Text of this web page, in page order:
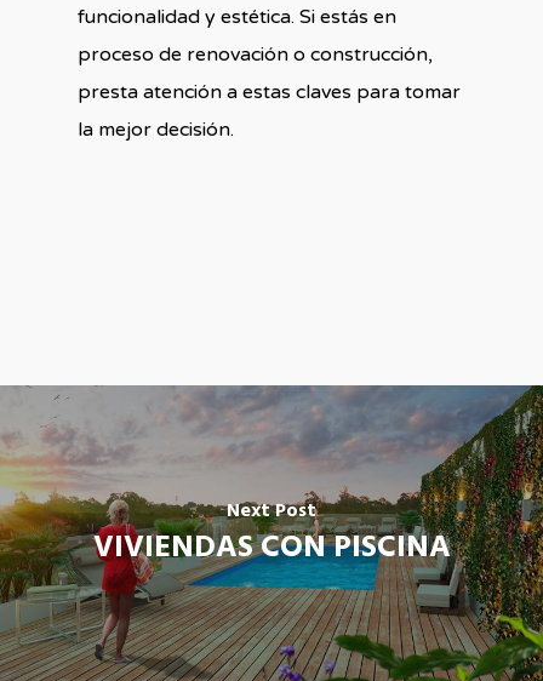
funcionalidad y estética. Si estás en
proceso de renovación o construcción,
presta atención a estas claves para tomar
la mejor decisión.
Next Post
VIVIENDAS CON PISCINA